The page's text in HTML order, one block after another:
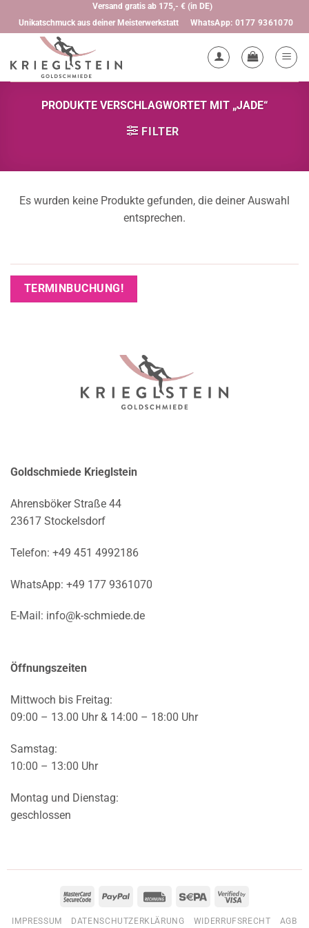
Inhalt
springen
Versand gratis ab 175,- € (in DE)
Unikatschmuck aus deiner Meisterwerkstatt
WhatsApp: 0177 9361070
PRODUKTE VERSCHLAGWORTET MIT „JADE“
FILTER
Es wurden keine Produkte gefunden, die deiner Auswahl
entsprechen.
TERMINBUCHUNG!
Goldschmiede Krieglstein
Ahrensböker Straße 44
23617 Stockelsdorf
Telefon: +49 451 4992186
WhatsApp: +49 177 9361070
E-Mail: info@k-schmiede.de
Öffnungszeiten
Mittwoch bis Freitag:
09:00 – 13.00 Uhr & 14:00 – 18:00 Uhr
Samstag:
10:00 – 13:00 Uhr
Montag und Dienstag:
geschlossen
MasterCardPayPal Rechung Sepa
Visa
IMPRESSUM DATENSCHUTZERKLÄRUNG WIDERRUFSRECHT AGB